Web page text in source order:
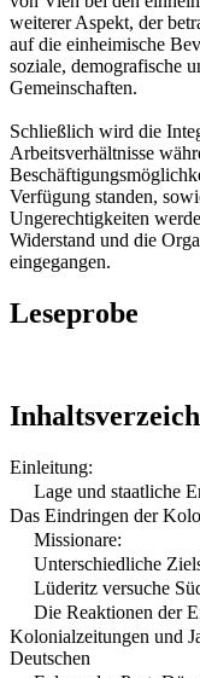
weiterer Aspekt, der
auf die einheimische
soziale, demografische
Gemeinschaften.
Schließlich wird die
Arbeitsverhältnisse
Verfügung standen,
Ungerechtigkeiten
Widerstand und die
eingegangen.
Leseprobe
Einleitung:
Lage und staatliche
Das Eindringen der
Missionare:
Unterschiedliche
Lüderitz versuche
Die Reaktionen der
Kolonialzeitungen und
Deutschen